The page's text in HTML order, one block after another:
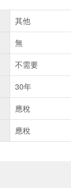
其他
無
不需要
30年
應稅
應稅